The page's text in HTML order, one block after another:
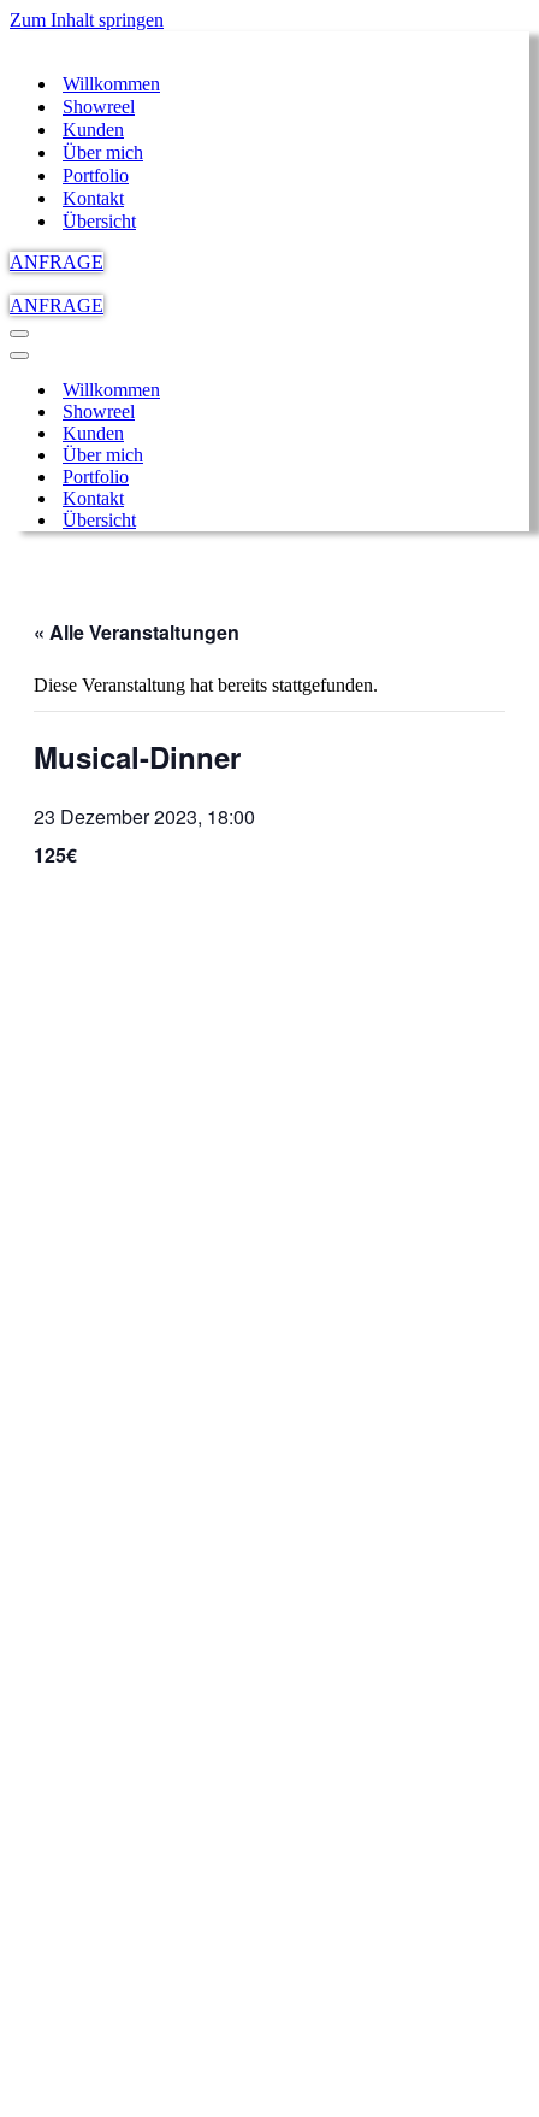
Zum Inhalt springen
Willkommen
Showreel
Kunden
Über mich
Portfolio
Kontakt
Übersicht
ANFRAGE
ANFRAGE
Navigations-
Menü
Navigations-
Willkommen
Showreel
Kunden
Über mich
Portfolio
Kontakt
Übersicht
« Alle Veranstaltungen
Diese Veranstaltung hat bereits stattgefunden.
Musical-Dinner
23 Dezember 2023, 18:00
125€